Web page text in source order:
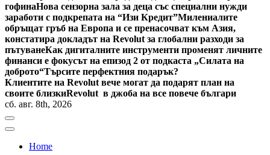
гофинаНова сензорна зала за деца със специални нужди
заработи с подкрепата на “Изи Кредит”Милениалите
обръщат гръб на Европа и се пренасочват към Азия,
констатира докладът на Revolut за глобални разходи за
пътуванеКак дигиталните инструменти променят личните
финанси е фокусът на епизод 2 от подкаста „Силата на
доброто“Търсите перфектния подарък?
Клиентите на Revolut вече могат да подарят план на
своите близкиRevolut в джоба на все повече българи
сб. авг. 8th, 2026
Home